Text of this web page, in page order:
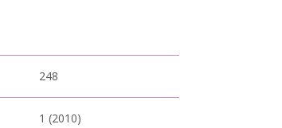
248
1 (2010)